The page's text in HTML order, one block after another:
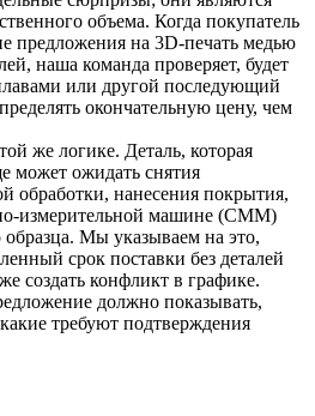
объема. Когда покупатель
предложения на 3D-печать медью
наша команда проверяет, будет
или другой последующий
окончательную цену, чем
же логике. Деталь, которая
может ожидать снятия
обработки, нанесения покрытия,
измерительной машине (CMM)
Мы указываем на это,
срок поставки без деталей
создать конфликт в графике.
должно показывать,
требуют подтверждения